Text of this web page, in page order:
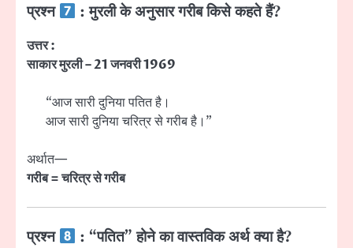
प्रश्न : मुरली के अनुसार गरीब किसे कहते हैं?
उत्तर :
साकार मुरली – 21 जनवरी 1969
“आज सारी दुनिया पतित है।
आज सारी दुनिया चरित्र से गरीब है।”
अर्थात—
गरीब = चरित्र से गरीब
प्रश्न : “पतित” होने का वास्तविक अर्थ क्या है?